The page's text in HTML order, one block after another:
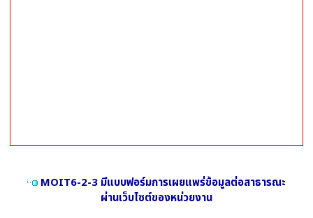
MOIT6-2-3 มีแบบฟอร์มการเผยแพร่ข้อมูลต่อสาธารณะ
ผ่านเว็บไซต์ของหน่วยงาน